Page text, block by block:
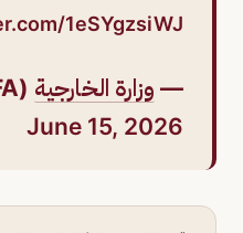
1eSYgzsiWJ
— وزارة الخارجية
June 15, 2026